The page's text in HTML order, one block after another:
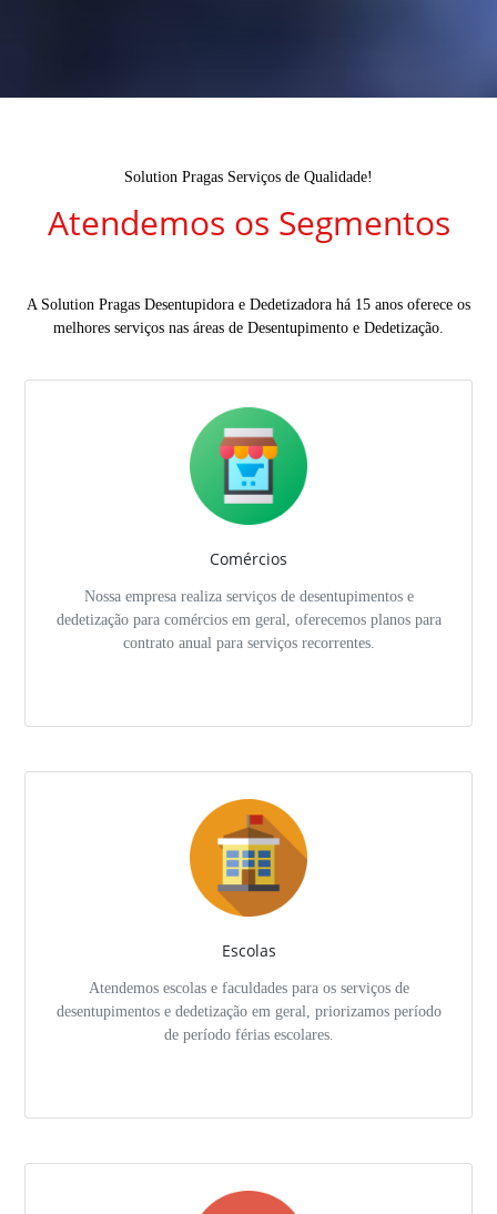
Solution Pragas Serviços de Qualidade!
Atendemos os Segmentos
A Solution Pragas Desentupidora e Dedetizadora há 15 anos oferece os
melhores serviços nas áreas de Desentupimento e Dedetização.
Comércios
Nossa empresa realiza serviços de desentupimentos e
dedetização para comércios em geral, oferecemos planos para
contrato anual para serviços recorrentes.
Escolas
Atendemos escolas e faculdades para os serviços de
desentupimentos e dedetização em geral, priorizamos período
de período férias escolares.